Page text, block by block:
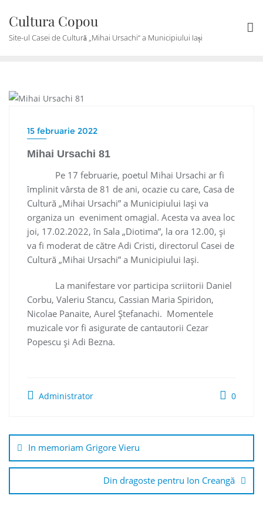
content
Cultura Copou
Site-ul Casei de Cultură „Mihai Ursachi“ a Municipiului Iași
15 februarie 2022
Mihai Ursachi 81
Pe 17 februarie, poetul Mihai Ursachi ar fi
împlinit vârsta de 81 de ani, ocazie cu care, Casa de
Cultură „Mihai Ursachi” a Municipiului Iași va
organiza un eveniment omagial. Acesta va avea loc
joi, 17.02.2022, în Sala „Diotima”, la ora 12.00, și
va fi moderat de către Adi Cristi, directorul Casei de
Cultură „Mihai Ursachi” a Municipiului Iași.
La manifestare vor participa scriitorii Daniel
Corbu, Valeriu Stancu, Cassian Maria Spiridon,
Nicolae Panaite, Aurel Ștefanachi. Momentele
muzicale vor fi asigurate de cantautorii Cezar
Popescu și Adi Bezna.
Administrator 0
în
articole
In memoriam Grigore Vieru
Din dragoste pentru Ion Creangă